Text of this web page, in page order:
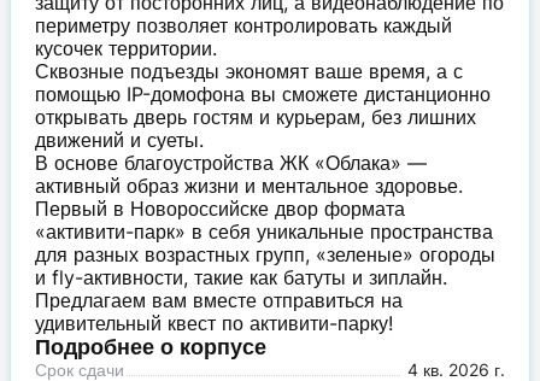
периметру позволяет контролировать каждый
кусочек территории.
Сквозные подъезды экономят ваше время, а с
помощью IP-домофона вы сможете дистанционно
открывать дверь гостям и курьерам, без лишних
движений и суеты.
В основе благоустройства ЖК «Облака» —
активный образ жизни и ментальное здоровье.
Первый в Новороссийске двор формата
«активити-парк» в себя уникальные пространства
для разных возрастных групп, «зеленые» огороды
и fly-активности, такие как батуты и зиплайн.
Предлагаем вам вместе отправиться на
удивительный квест по активити-парку!
Подробнее о корпусе
Срок сдачи 4 кв. 2026 г.